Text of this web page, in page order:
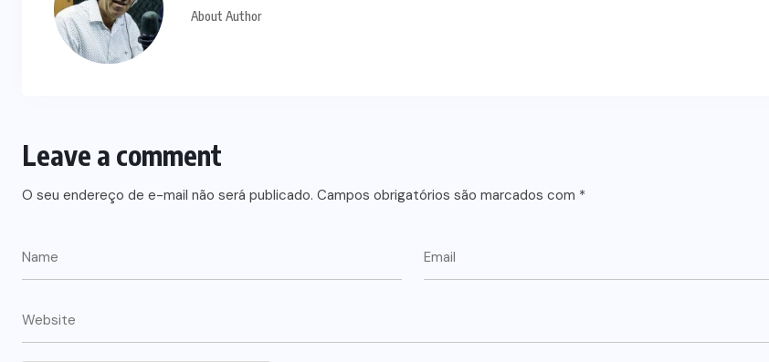
About Author
Leave a comment
O seu endereço de e-mail não será publicado. Campos obrigatórios são marcados com *